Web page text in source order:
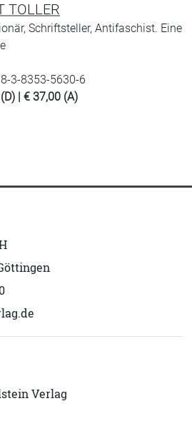
TOLLER
Schriftsteller, Antifaschist. Eine
3-8353-5630-6
| € 37,00 (A)
Verlag